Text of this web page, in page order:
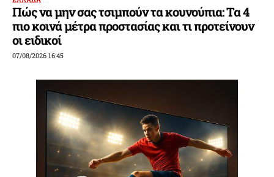
Πώς να μην σας τσιμπούν τα κουνούπια: Τα 4
πιο κοινά μέτρα προστασίας και τι προτείνουν
οι ειδικοί
07/08/2026 16:45